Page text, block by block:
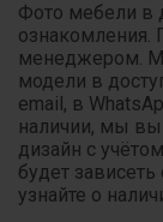
Фото мебели в
ознакомления.
менеджером.
модели в
email, в
наличии, мы
дизайн с
будет
узнайте о